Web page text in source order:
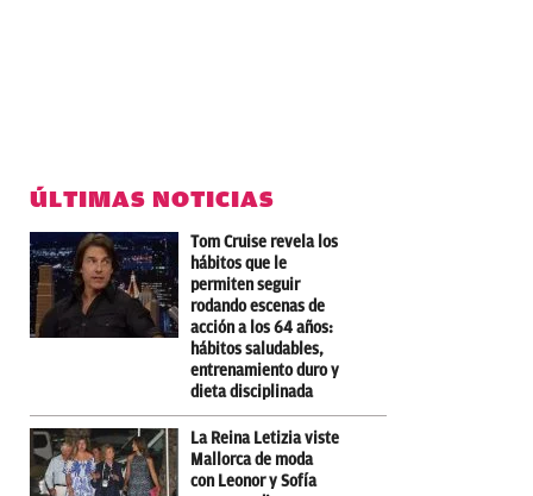
ÚLTIMAS NOTICIAS
Tom Cruise revela los
hábitos que le
permiten seguir
rodando escenas de
acción a los 64 años:
hábitos saludables,
entrenamiento duro y
dieta disciplinada
La Reina Letizia viste
Mallorca de moda
con Leonor y Sofía